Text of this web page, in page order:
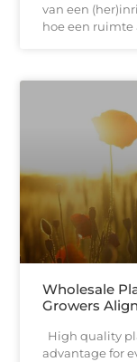
van een
hoe een ruimte
Wholesale
Growers
High quality
advantage for